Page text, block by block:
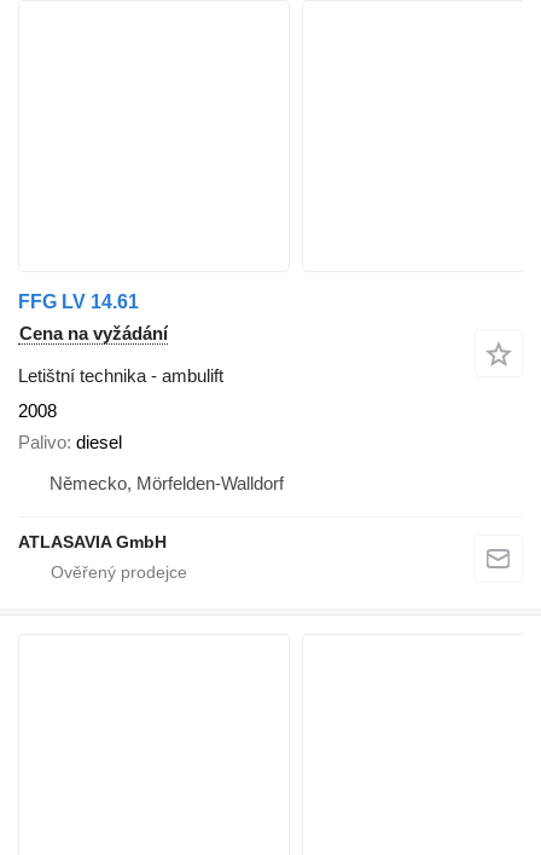
FFG LV 14.61
Cena na vyžádání
Letištní technika - ambulift
2008
Palivo diesel
Německo, Mörfelden-Walldorf
ATLASAVIA GmbH